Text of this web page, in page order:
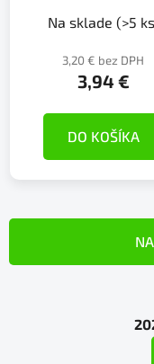
Na sklade (>5
3,20 € bez DPH
3,94 €
DO KOŠÍKA